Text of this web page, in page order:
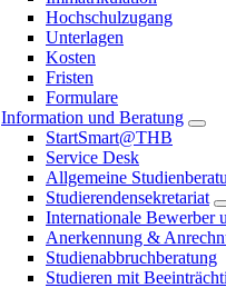
Hochschulzugang
Unterlagen
Kosten
Fristen
Formulare
Information und Beratung
StartSmart@THB
Service Desk
Allgemeine
Studierendensekretariat
Internationale Bewerber
Anerkennung &
Studienabbruchberatung
Studieren mit